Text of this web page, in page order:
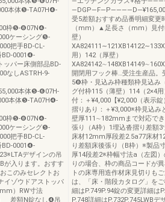
本体❺-TA07H❹-
枠❺-❽07N❹-
ケーシング❺-
把手BD-CL-
BD-0001❹-
ッパー床側部品BD-
なしASTRH-9-
本体❺-❻07H-
本体❺-TA07H❹-
枠❺-❽07N❹-
ケーシング❺-
把手BD-CL-
BD-0001❹-
デザインの吊
が入ります。おすす
このみセレクトお
イゾウドアストッパ
）RW寸法
差額N錠なし❹吊
受5差額おすすめ品番明細変
（mm）▲足長さ（mm）見
壁）
用）142（厚壁）
開閉用フック棒…受注生産品。
5❽枠・見込み枠種類枠見込み
グ付枠115（薄壁）114（2×4
付：＋¥4,000【¥2,000（表示
摺りあり：＋¥3,000※枠見込み
壁厚111∼182mmまで対応で
張り（A枠）1埋込沓摺り差額
床材12mm厚段差2.5a77床材
り差額床後張り（B枠）※製品
厚14段差2※枠幅寸法a（左図
りの場合、枠の商品コードが
トの床専用造作材床見切りも
は、「床・階段カタログ」を
細はP.749P.94錠の変更詳細は
P.748詳細はP.732P.745LWB